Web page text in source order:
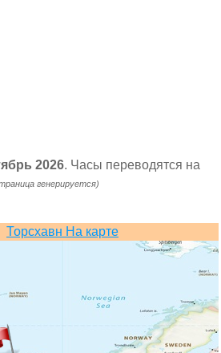
2026. Часы переводятся на
генерируется)
Торсхавн На карте